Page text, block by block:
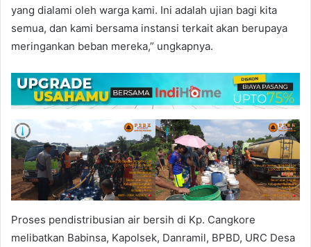
yang dialami oleh warga kami. Ini adalah ujian bagi kita
semua, dan kami bersama instansi terkait akan berupaya
meringankan beban mereka,” ungkapnya.
Proses pendistribusian air bersih di Kp. Cangkore
melibatkan Babinsa, Kapolsek, Danramil, BPBD, URC Desa